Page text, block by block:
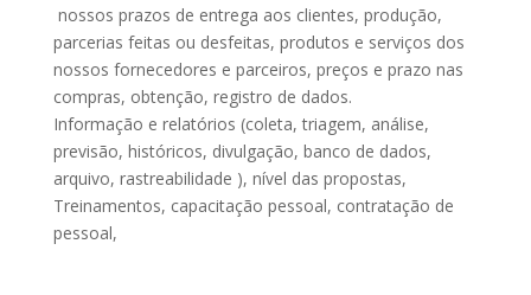
nossos prazos de entrega aos clientes, produção,
parcerias feitas ou desfeitas, produtos e serviços dos
nossos fornecedores e parceiros, preços e prazo nas
compras, obtenção, registro de dados.
Informação e relatórios (coleta, triagem, análise,
previsão, históricos, divulgação, banco de dados,
arquivo, rastreabilidade ), nível das propostas,
Treinamentos, capacitação pessoal, contratação de
pessoal,